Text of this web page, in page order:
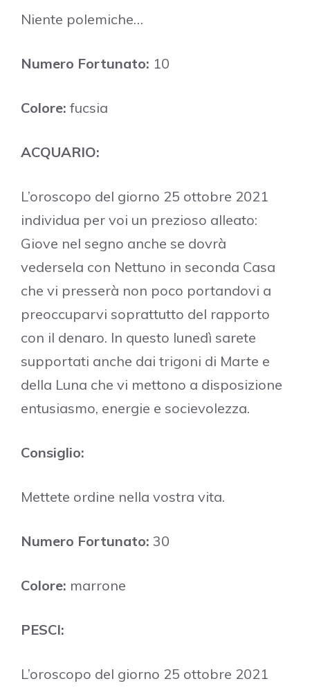
Niente polemiche…
Numero Fortunato: 10
Colore: fucsia
ACQUARIO:
L’oroscopo del giorno 25 ottobre 2021
individua per voi un prezioso alleato:
Giove nel segno anche se dovrà
vedersela con Nettuno in seconda Casa
che vi presserà non poco portandovi a
preoccuparvi soprattutto del rapporto
con il denaro. In questo lunedì sarete
supportati anche dai trigoni di Marte e
della Luna che vi mettono a disposizione
entusiasmo, energie e socievolezza.
Consiglio:
Mettete ordine nella vostra vita.
Numero Fortunato: 30
Colore: marrone
PESCI:
L’oroscopo del giorno 25 ottobre 2021